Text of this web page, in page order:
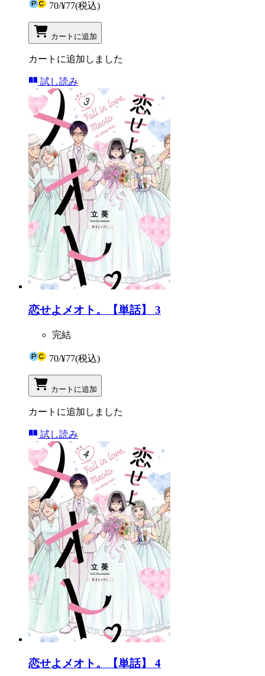
70/¥77(税込)
カートに追加
カートに追加しました
試し読み
恋せよメオト。【単話】 3
完結
70/¥77(税込)
カートに追加
カートに追加しました
試し読み
恋せよメオト。【単話】 4